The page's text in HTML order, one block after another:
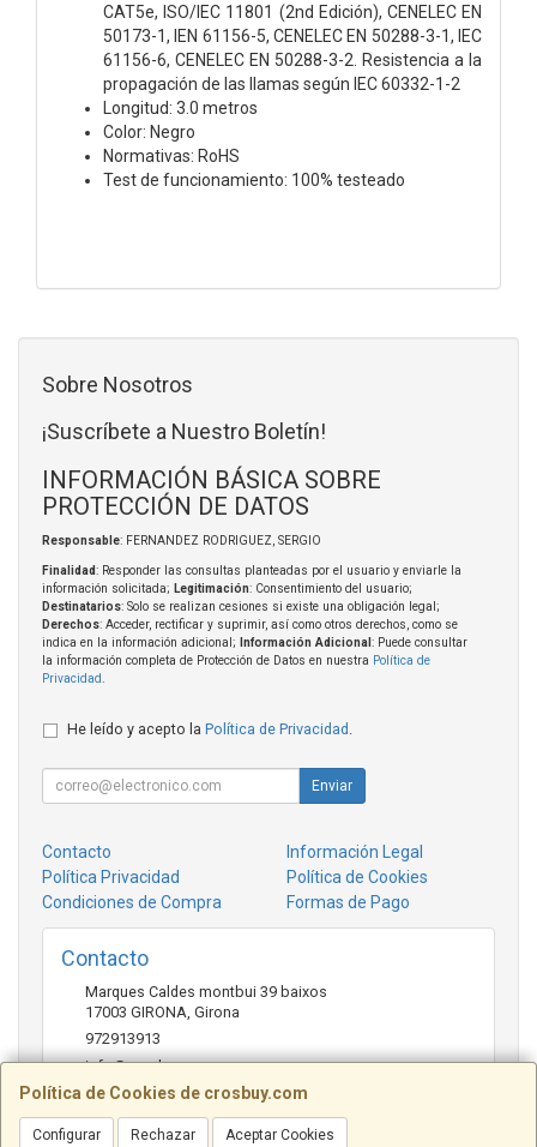
CAT5e, ISO/IEC 11801 (2nd Edición), CENELEC EN
50173-1, IEN 61156-5, CENELEC EN 50288-3-1, IEC
61156-6, CENELEC EN 50288-3-2. Resistencia a la
propagación de las llamas según IEC 60332-1-2
Longitud: 3.0 metros
Color: Negro
Normativas: RoHS
Test de funcionamiento: 100% testeado
Política de Cookies de crosbuy.com
Configurar Rechazar Aceptar Cookies
Sobre Nosotros
¡Suscríbete a Nuestro Boletín!
INFORMACIÓN BÁSICA SOBRE
PROTECCIÓN DE DATOS
Responsable: FERNANDEZ RODRIGUEZ, SERGIO
Finalidad: Responder las consultas planteadas por el usuario y enviarle la
información solicitada; Legitimación: Consentimiento del usuario;
Destinatarios: Solo se realizan cesiones si existe una obligación legal;
Derechos: Acceder, rectificar y suprimir, así como otros derechos, como se
indica en la información adicional;
Información Adicional : Puede consultar
la información completa de Protección de Datos en nuestra Política de
Privacidad
He leído y acepto la Política de Privacidad
Enviar
Contacto
Información Legal
Política Privacidad
Política de Cookies
Condiciones de Compra
Formas de Pago
Contacto
Marques Caldes montbui 39 baixos
17003 GIRONA Girona
972913913
info@crosbuy.com